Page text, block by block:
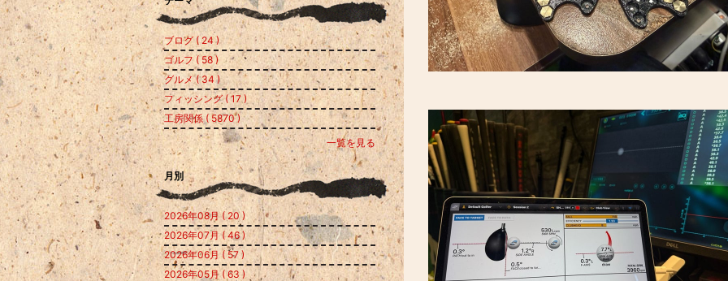
ブログ ( 24 )
ゴルフ ( 58 )
グルメ ( 34 )
フィッシング ( 17 )
工房関係 ( 5870 )
一覧を見る
月別
2026年08月 ( 20 )
2026年07月 ( 46 )
2026年06月 ( 57 )
2026年05月 ( 63 )